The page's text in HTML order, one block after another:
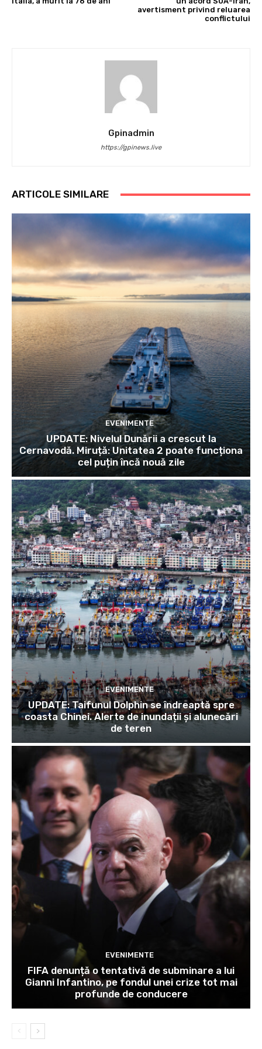
avertisment privind reluarea
conflictului
Gpinadmin
https://gpinews.live
ARTICOLE SIMILARE
EVENIMENTE
UPDATE: Nivelul Dunării a crescut la
Cernavodă. Miruță: Unitatea 2 poate funcționa
cel puțin încă nouă zile
EVENIMENTE
UPDATE: Taifunul Dolphin se îndreaptă spre
coasta Chinei. Alerte de inundații și alunecări
de teren
EVENIMENTE
FIFA denunță o tentativă de subminare a lui
Gianni Infantino, pe fondul unei crize tot mai
profunde de conducere